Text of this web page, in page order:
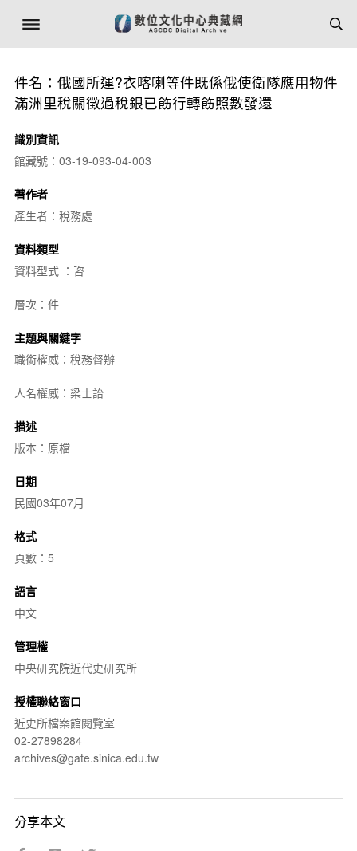
件名：俄國所運?衣喀喇等件既係俄使衛隊應用物件
滿洲里稅關徵過稅銀已飭行轉飭照數發還
識別資訊
館藏號：03-19-093-04-003
著作者
產生者：稅務處
資料類型
資料型式 ：咨
層次：件
主題與關鍵字
職銜權威：稅務督辦
人名權威：梁士詒
描述
版本：原檔
日期
民國03年07月
格式
頁數：5
語言
中文
管理權
中央研究院近代史研究所
授權聯絡窗口
近史所檔案館閱覽室
02-27898284
archives@gate.sinica.edu.tw
分享本文